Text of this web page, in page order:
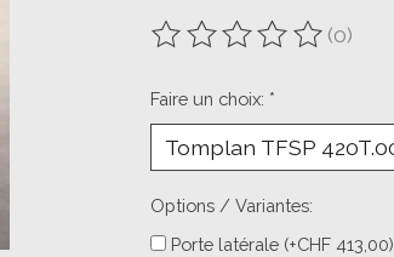
Ce produit est évalué à
(0)
Faire un choix: *
Options / Variantes:
Porte latérale (+CHF 413,00)